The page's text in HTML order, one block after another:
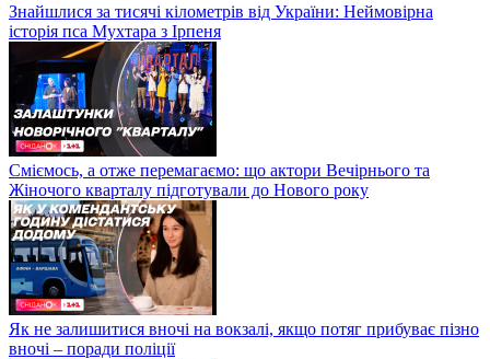
Знайшлися за тисячі кілометрів від України: Неймовірна
історія пса Мухтара з Ірпеня
Сміємось, а отже перемагаємо: що актори Вечірнього та
Жіночого кварталу підготували до Нового року
Як не залишитися вночі на вокзалі, якщо потяг прибуває пізно
вночі – поради поліції